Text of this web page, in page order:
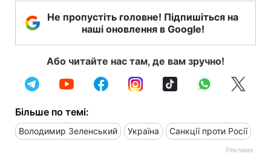
Не пропустіть головне! Підпишіться на
наші оновлення в Google!
Або читайте нас там, де вам зручно!
Більше по темі:
Володимир Зеленський Україна Санкції проти Росії